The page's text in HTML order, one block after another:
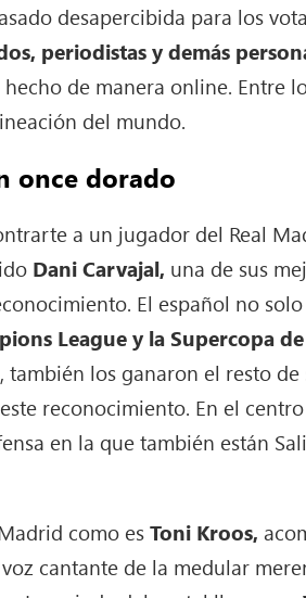
desapercibida para los
periodistas y demás
de manera online. Entre
del mundo.
once dorado
a un jugador del Real
Dani Carvajal, una de sus
El español no
League y la Supercopa
los ganaron el resto de
reconocimiento. En el
en la que también están
como esToni Kroos,
cantante de la medular